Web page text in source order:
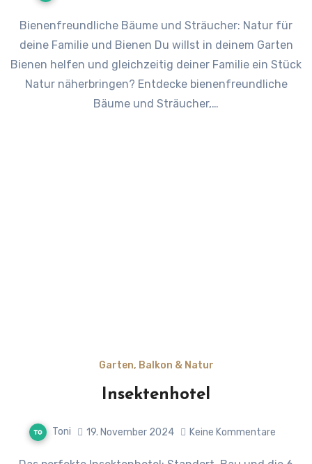
Bienenfreundliche Bäume und Sträucher: Natur für
deine Familie und Bienen Du willst in deinem Garten
Bienen helfen und gleichzeitig deiner Familie ein Stück
Natur näherbringen? Entdecke bienenfreundliche
Bäume und Sträucher,…
Garten, Balkon & Natur
Insektenhotel
Toni 19. November 2024 Keine Kommentare